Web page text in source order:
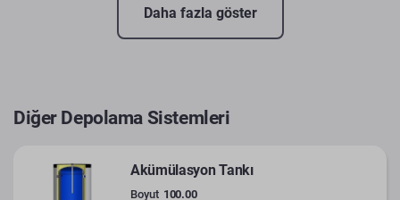
Daha fazla göster
Diğer Depolama Sistemleri
Akümülasyon Tankı
Boyut 100.00